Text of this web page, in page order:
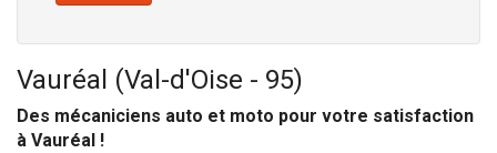
Vauréal (Val-d'Oise - 95)
Des mécaniciens auto et moto pour votre satisfaction
à Vauréal !